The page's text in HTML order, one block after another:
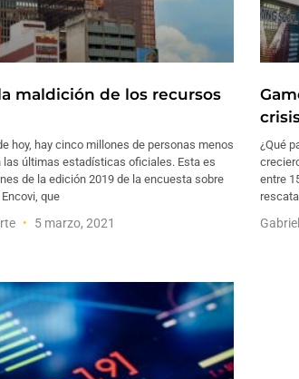
maldición de los recursos
hoy, hay cinco millones de personas menos
las últimas estadísticas oficiales. Esta es
de la edición 2019 de la encuesta sobre
que
5 marzo, 2021
¿Qué
entre